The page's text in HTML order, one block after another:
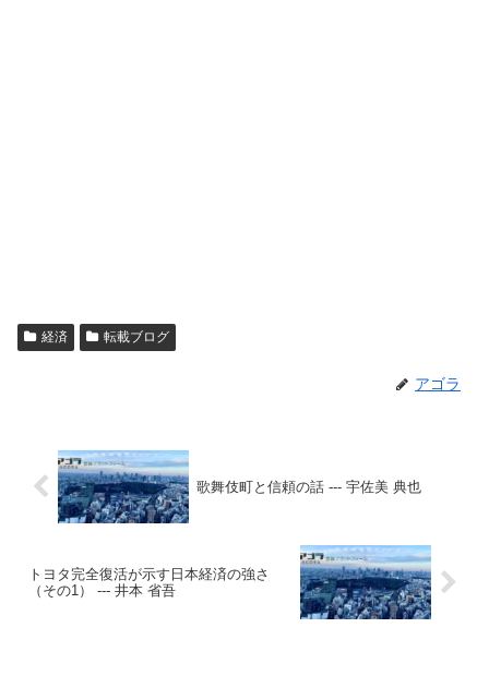
経済 転載ブログ
アゴラ
歌舞伎町と信頼の話 --- 宇佐美 典也
トヨタ完全復活が示す日本経済の強さ
（その1） --- 井本 省吾